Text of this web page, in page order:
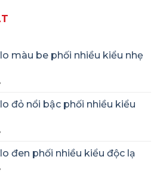
màu be phối nhiều kiểu nhẹ
đỏ nổi bậc phối nhiều kiểu
đen phối nhiều kiểu độc lạ